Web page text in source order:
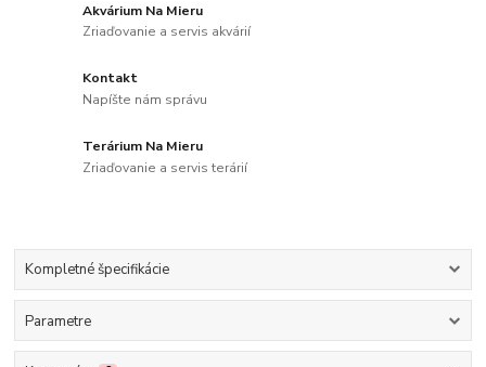
Akvárium Na Mieru
Zriaďovanie a servis akvárií
Kontakt
Napíšte nám správu
Terárium Na Mieru
Zriaďovanie a servis terárií
Kompletné špecifikácie
Parametre